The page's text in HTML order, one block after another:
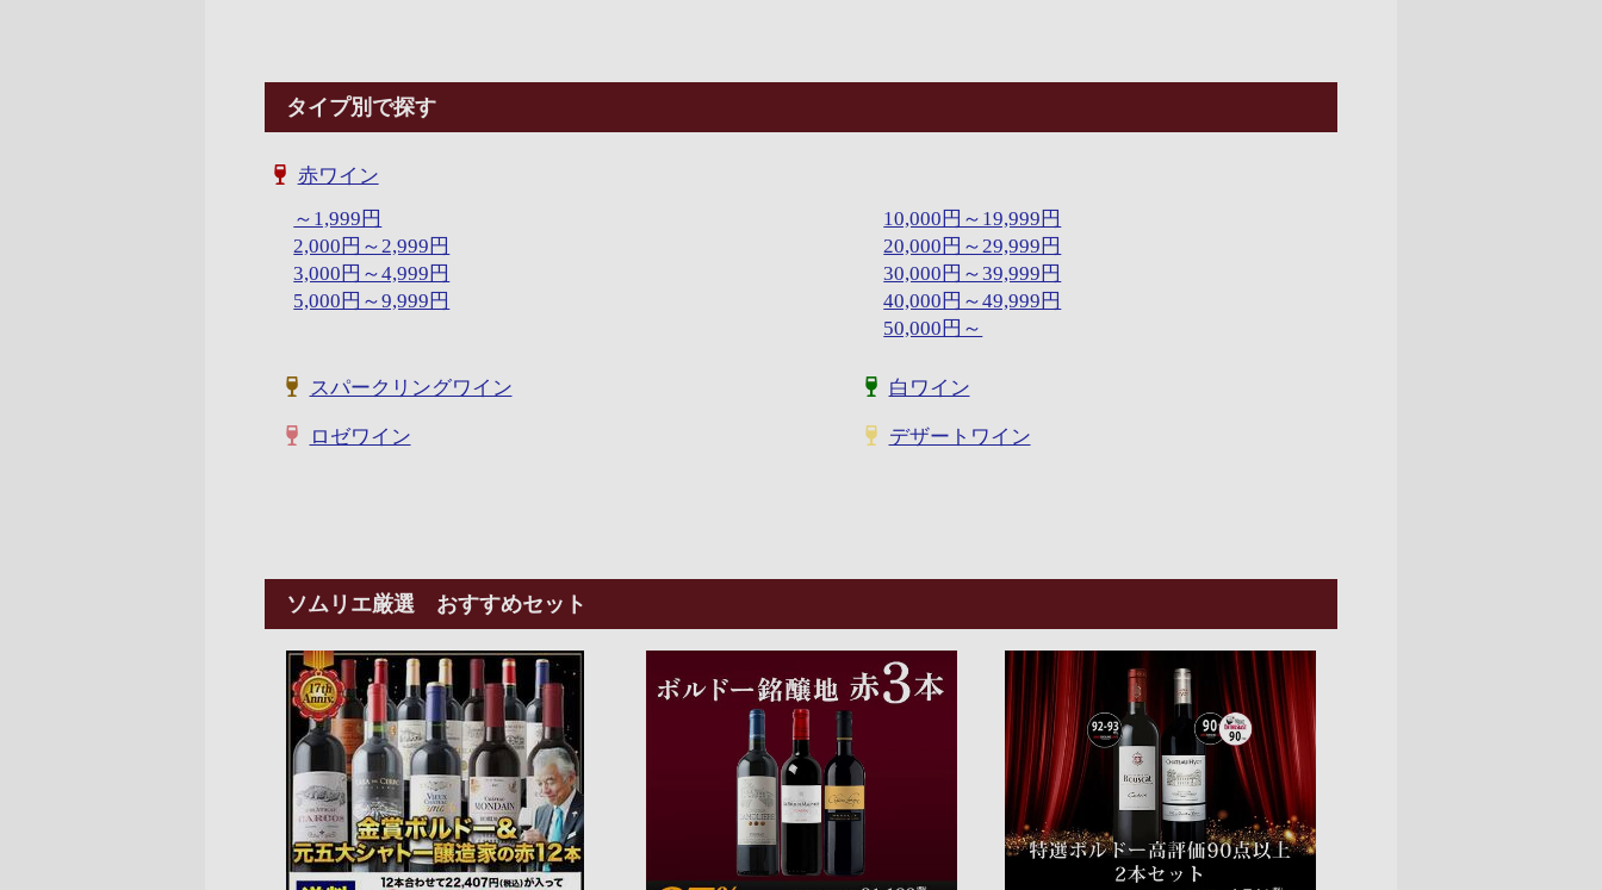
タイプ別で探す
赤ワイン
～1,999円
2,000円～2,999円
3,000円～4,999円
5,000円～9,999円
10,000円～19,999円
20,000円～29,999円
30,000円～39,999円
40,000円～49,999円
50,000円～
スパークリングワイン 白ワイン
ロゼワイン デザートワイン
ソムリエ厳選 おすすめセット